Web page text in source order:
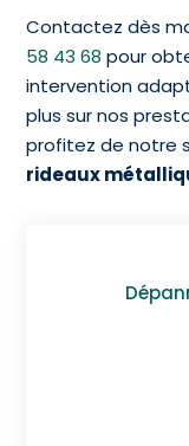
Contactez dès
58 43 68 pour
intervention
plus sur nos
profitez de notre
rideaux